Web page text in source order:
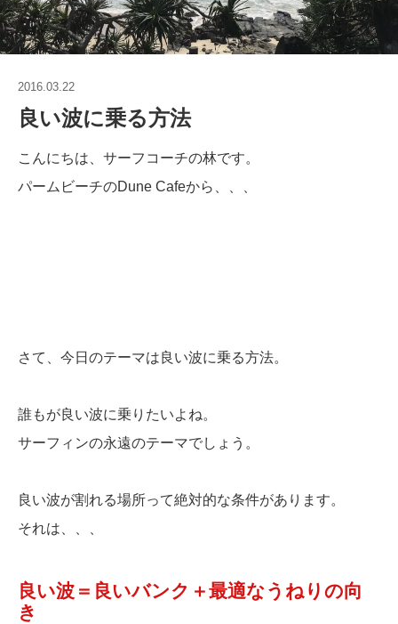
2016.03.22
良い波に乗る方法
こんにちは、サーフコーチの林です。
パームビーチのDune Cafeから、、、
さて、今日のテーマは良い波に乗る方法。
誰もが良い波に乗りたいよね。
サーフィンの永遠のテーマでしょう。
良い波が割れる場所って絶対的な条件があります。
それは、、、
良い波＝良いバンク＋最適なうねりの向
き